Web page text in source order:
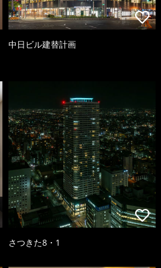
中日ビル建替計画
さつきた8・1